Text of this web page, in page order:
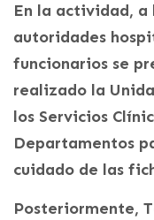
En la actividad, a
autoridades
funcionarios se
realizado la
los Servicios
Departamentos
cuidado de las
Posteriormente,